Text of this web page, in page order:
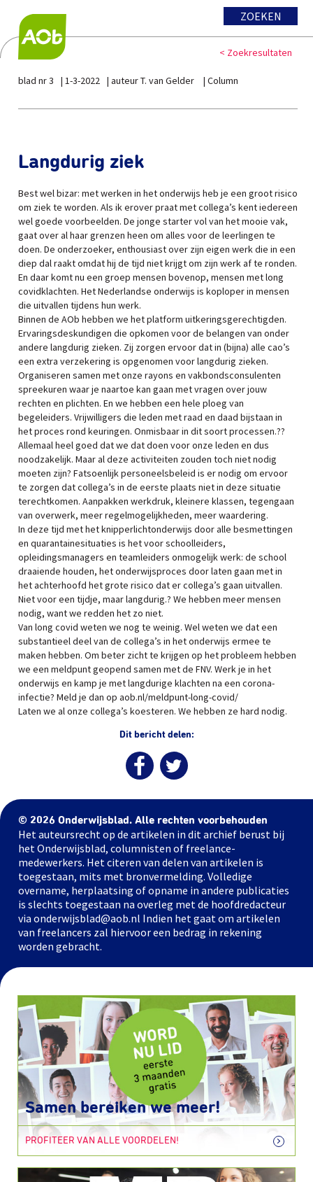
ZOEKEN
< Zoekresultaten
blad nr 3 1-3-2022 auteur T. van Gelder Column
Langdurig ziek
Best wel bizar: met werken in het onderwijs heb je een groot risico
om ziek te worden. Als ik erover praat met collega’s kent iedereen
wel goede voorbeelden. De jonge starter vol van het mooie vak,
gaat over al haar grenzen heen om alles voor de leerlingen te
doen. De onderzoeker, enthousiast over zijn eigen werk die in een
diep dal raakt omdat hij de tijd niet krijgt om zijn werk af te ronden.
En daar komt nu een groep mensen bovenop, mensen met long
covidklachten. Het Nederlandse onderwijs is koploper in mensen
die uitvallen tijdens hun werk.
Binnen de AOb hebben we het platform uitkeringsgerechtigden.
Ervaringsdeskundigen die opkomen voor de belangen van onder
andere langdurig zieken. Zij zorgen ervoor dat in (bijna) alle cao’s
een extra verzekering is opgenomen voor langdurig zieken.
Organiseren samen met onze rayons en vakbondsconsulenten
spreekuren waar je naartoe kan gaan met vragen over jouw
rechten en plichten. En we hebben een hele ploeg van
begeleiders. Vrijwilligers die leden met raad en daad bijstaan in
het proces rond keuringen. Onmisbaar in dit soort processen.??
Allemaal heel goed dat we dat doen voor onze leden en dus
noodzakelijk. Maar al deze activiteiten zouden toch niet nodig
moeten zijn? Fatsoenlijk personeelsbeleid is er nodig om ervoor
te zorgen dat collega’s in de eerste plaats niet in deze situatie
terechtkomen. Aanpakken werkdruk, kleinere klassen, tegengaan
van overwerk, meer regelmogelijkheden, meer waardering.
In deze tijd met het knipperlichtonderwijs door alle besmettingen
en quarantainesituaties is het voor schoolleiders,
opleidingsmanagers en teamleiders onmogelijk werk: de school
draaiende houden, het onderwijsproces door laten gaan met in
het achterhoofd het grote risico dat er collega’s gaan uitvallen.
Niet voor een tijdje, maar langdurig.? We hebben meer mensen
nodig, want we redden het zo niet.
Van long covid weten we nog te weinig. Wel weten we dat een
substantieel deel van de collega’s in het onderwijs ermee te
maken hebben. Om beter zicht te krijgen op het probleem hebben
we een meldpunt geopend samen met de FNV. Werk je in het
onderwijs en kamp je met langdurige klachten na een corona-
infectie? Meld je dan op aob.nl/meldpunt-long-covid/
Laten we al onze collega’s koesteren. We hebben ze hard nodig.
Dit bericht delen:
© 2026 Onderwijsblad. Alle rechten voorbehouden
Het auteursrecht op de artikelen in dit archief berust bij
het Onderwijsblad, columnisten of freelance-
medewerkers. Het citeren van delen van artikelen is
toegestaan, mits met bronvermelding. Volledige
overname, herplaatsing of opname in andere publicaties
is slechts toegestaan na overleg met de hoofdredacteur
via onderwijsblad@aob.nl Indien het gaat om artikelen
van freelancers zal hiervoor een bedrag in rekening
worden gebracht.
Samen bereiken we meer!
PROFITEER VAN ALLE VOORDELEN!